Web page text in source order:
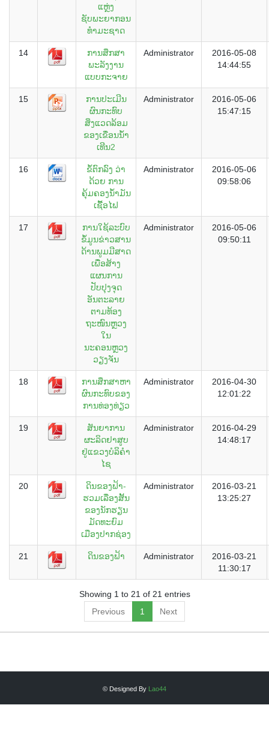
ແຫຼ່ງ
ຊັບພະຍາກອນ
ທຳມະຊາດ
14
ການສຶກສາ
ພະລັງງານ
ແບບກະຈາຍ
Administrator
2016-05-08
14:44:55
15
ການປະເມີນ
ຜົນກະທົບ
ສິ່ງແວດລ້ອມ
ຂອງເຂື່ອນນ້ຳ
ເທີນ2
Administrator
2016-05-06
15:47:15
16
ຂໍ້ຕົກລົງ ວ່າ
ດ້ວຍ ການ
ຄຸ້ມຄອງນໍ້າມັນ
ເຊື້ອໄຟ
Administrator
2016-05-06
09:58:06
17
ການໃຊ້ລະບົບ
ຂໍ້ມູນຂ່າວສານ
ດ້ານພູມມີສາດ
ເພື່ອສ້າງ
ແຜນການ
ປັບປຸງຈຸດ
ອັນຕະລາຍ
ຕາມທ້ອງ
ຖະໜົນຫຼວງ
ໃນ
ນະຄອນຫຼວງ
ວຽງຈັນ
Administrator
2016-05-06
09:50:11
18
ການສຶກສາຫາ
ຜົນກະທົບຂອງ
ການທ່ອງທ່ຽວ
Administrator
2016-04-30
12:01:22
19
ສັນຍາການ
ຜະລິດຢາສູບ
ຢູ່ແຂວງບໍລິຄຳ
ໄຊ
Administrator
2016-04-29
14:48:17
20
ດິນຂອງຟ້າ-
ຮວມເລື່ອງສັ້ນ
ຂອງນັກຮຽນ
ມັດທະຍົມ
ເມືອງປາກຊ່ອງ
Administrator
2016-03-21
13:25:27
21 ດິນຂອງຟ້າ Administrator
2016-03-21
11:30:17
Showing 1 to 21 of 21 entries
Previous
1 Next
© Designed By Lao44